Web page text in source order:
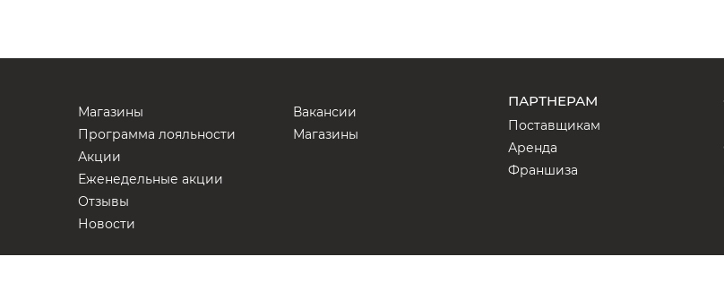
Магазины
Программа лояльности
Акции
Еженедельные акции
Отзывы
Новости
Вакансии
Магазины
ПАРТНЕРАМ
Поставщикам
Аренда
Франшиза